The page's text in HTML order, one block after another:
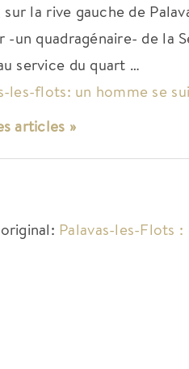
sur la rive gauche de
-un quadragénaire- de la
service du quart …
les-flots: un homme se
articles »
Palavas-les-Flots